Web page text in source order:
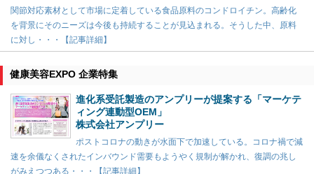
関節対応素材として市場に定着している食品原料のコンドロイチン。高齢化
を背景にそのニーズは今後も持続することが見込まれる。そうした中、原料
に対し・・・【記事詳細】
健康美容EXPO 企業特集
進化系受託製造のアンプリーが提案する「マーケテ
ィング連動型OEM」
株式会社アンプリー
ポストコロナの動きが水面下で加速している。コロナ禍で減
速を余儀なくされたインバウンド需要もようやく規制が解かれ、復調の兆し
がみえつつある・・・【記事詳細】